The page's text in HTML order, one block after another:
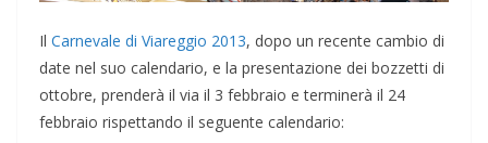
Il Carnevale di Viareggio 2013, dopo un recente cambio di
date nel suo calendario, e la presentazione dei bozzetti di
ottobre, prenderà il via il 3 febbraio e terminerà il 24
febbraio rispettando il seguente calendario: